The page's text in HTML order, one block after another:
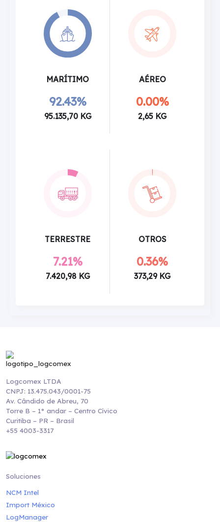
MARÍTIMO
92.43%
95.135,70 KG
AÉREO
0.00%
2,65 KG
TERRESTRE
7.21%
7.420,98 KG
OTROS
0.36%
373,29 KG
Logcomex LTDA
CNPJ: 13.475.043/0001-75
Av. Cândido de Abreu, 70
Torre B – 1° andar – Centro Cívico
Curitiba – PR – Brasil
+55 4003-3317
Soluciones
NCM Intel
Import México
LogManager